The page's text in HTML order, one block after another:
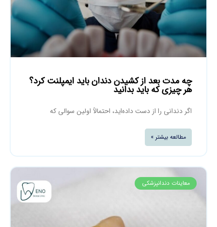
چه مدت بعد از کشیدن دندان باید ایمپلنت کرد؟
هر چیزی که باید بدانید
اگر دندانی را از دست داده‌اید، احتمالاً اولین سوالی که
مطالعه بیشتر »
معاینات دندانپزشکی